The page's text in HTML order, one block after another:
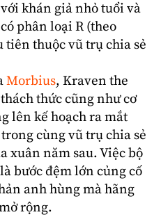
khán giả nhỏ tuổi và
phân loại R (theo
tiên thuộc vũ trụ chia sẻ
Morbius, Kraven the
thức cũng như cơ
lên kế hoạch ra mắt
cùng vũ trụ chia sẻ
xuân năm sau. Việc bộ
bước đệm lớn củng cố
anh hùngmà hãng
rộng.